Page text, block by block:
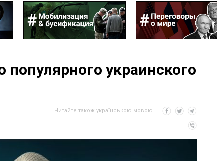
украинского
Читайте також українською мовою